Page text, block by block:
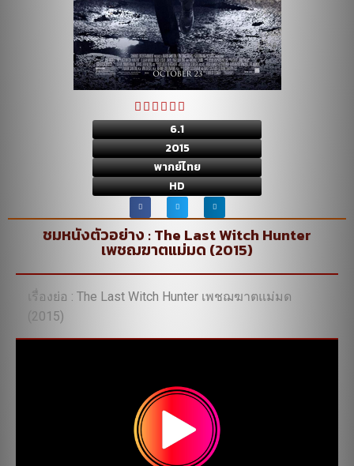
6.1
2015
พากย์ไทย
HD
ชมหนังตัวอย่าง : The Last Witch Hunter
เพชฌฆาตแม่มด (2015)
เรื่องย่อ : The Last Witch Hunter เพชฌฆาตแม่มด
(2015)